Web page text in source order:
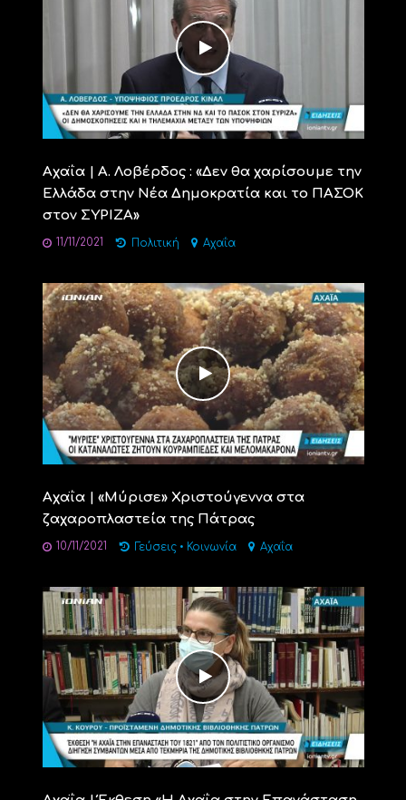
Αχαΐα | Α. Λοβέρδος : «Δεν θα χαρίσουμε την
Ελλάδα στην Νέα Δημοκρατία και το ΠΑΣΟΚ
στον ΣΥΡΙΖΑ»
11/11/2021 Πολιτική Αχαΐα
Αχαΐα | «Μύρισε» Χριστούγεννα στα
ζαχαροπλαστεία της Πάτρας
10/11/2021 Γεύσεις • Κοινωνία Αχαΐα